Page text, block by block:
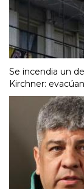
Se incendia un
Kirchner: